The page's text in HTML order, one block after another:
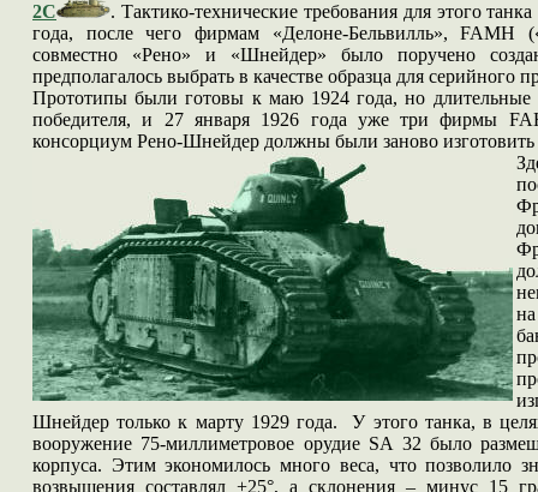
2C
. Тактико-технические требования для этого
года, после чего фирмам «Делоне-Бельвилль»,
совместно «Рено» и «Шнейдер» было поручено
предполагалось выбрать в качестве образца для серийного
Прототипы были готовы к маю 1924 года, но
победителя, и 27 января 1926 года уже три фирмы
консорциум Рено-Шнейдер должны были заново изготовить
Шнейдер только к марту 1929 года. У этого танка, в
вооружение 75-миллиметровое орудие SA 32 было
корпуса. Этим экономилось много веса, что позволило
возвышения составлял +25°, а склонения – минус 15